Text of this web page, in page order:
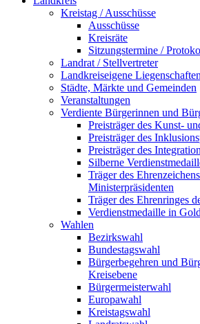
Kreistag / Ausschüsse
Ausschüsse
Kreisräte
Sitzungstermine /
Landrat / Stellvertreter
Landkreiseigene Liegenschaften
Städte, Märkte und Gemeinden
Veranstaltungen
Verdiente Bürgerinnen und
Preisträger des Kunst-
Preisträger des
Preisträger des
Silberne
Träger des
Ministerpräsidenten
Träger des Ehrenringes
Verdienstmedaille in Gold
Wahlen
Bezirkswahl
Bundestagswahl
Bürgerbegehren und
Kreisebene
Bürgermeisterwahl
Europawahl
Kreistagswahl